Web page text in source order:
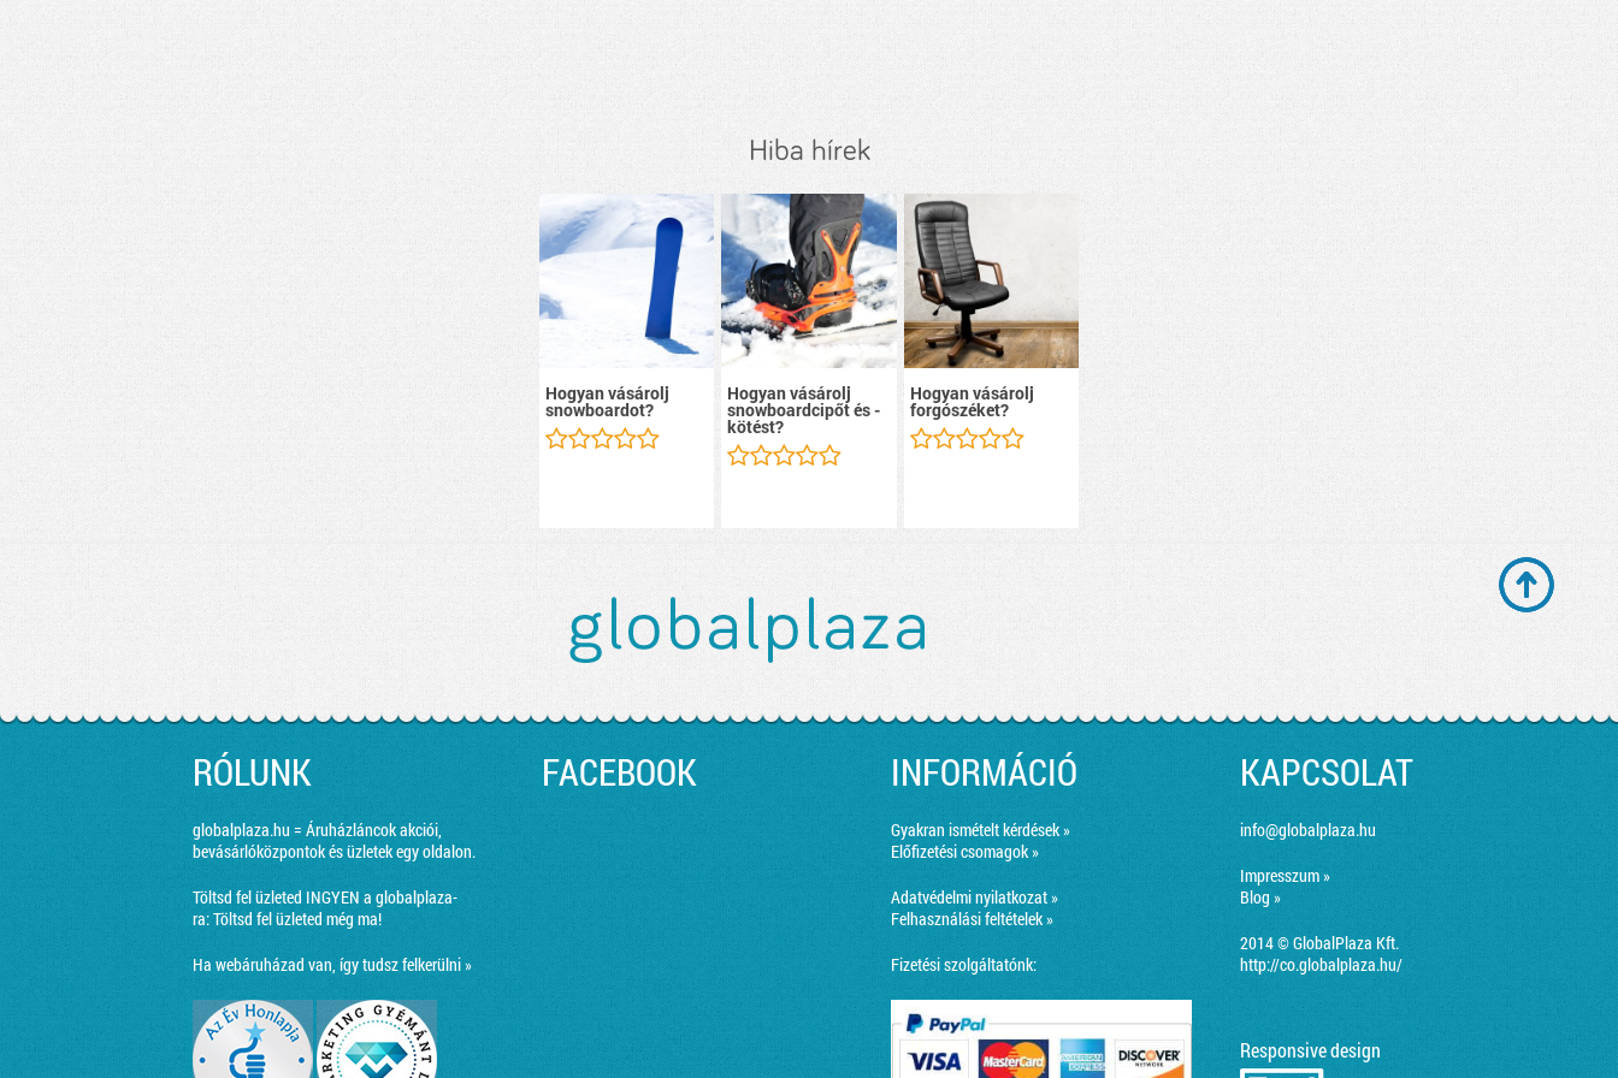
Hiba hírek
Hogyan vásárolj
snowboardot?
Hogyan vásárolj
snowboardcipőt és -
kötést?
Hogyan vásárolj
forgószéket?
RÓLUNK
globalplaza.hu = Áruházláncok akciói,
bevásárlóközpontok és üzletek egy oldalon.
Töltsd fel üzleted INGYEN a globalplaza-
ra:Töltsd fel üzleted még ma!
Ha webáruházad van, így tudsz felkerülni »
FACEBOOK INFORMÁCIÓ
Gyakran ismételt kérdések »
Előfizetési csomagok »
Adatvédelmi nyilatkozat »
Felhasználási feltételek »
Fizetési szolgáltatónk:
KAPCSOLAT
info@globalplaza.hu
Impresszum »
Blog »
2014 © GlobalPlaza Kft.
http://co.globalplaza.hu/
Responsive design